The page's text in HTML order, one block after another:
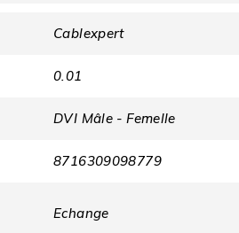
Cablexpert
0.01
DVI Mâle - Femelle
8716309098779
Echange